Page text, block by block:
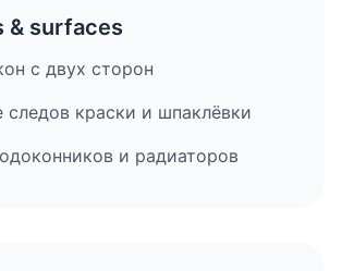
& surfaces
с двух сторон
следов краски и шпаклёвки
и радиаторов